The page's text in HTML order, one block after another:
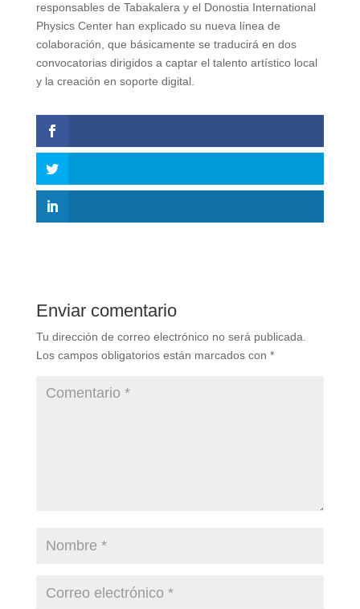
responsables de Tabakalera y el Donostia International
Physics Center han explicado su nueva línea de
colaboración, que básicamente se traducirá en dos
convocatorias dirigidos a captar el talento artístico local
y la creación en soporte digital.
Enviar comentario
Tu dirección de correo electrónico no será publicada.
Los campos obligatorios están marcados con *